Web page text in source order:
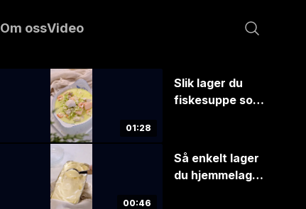
Om ossVideo
01:28
Slik lager du
fiskesuppe som
00:46
Så enkelt lager
du hjemmelaget